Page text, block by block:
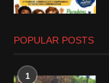
POPULAR POSTS
1